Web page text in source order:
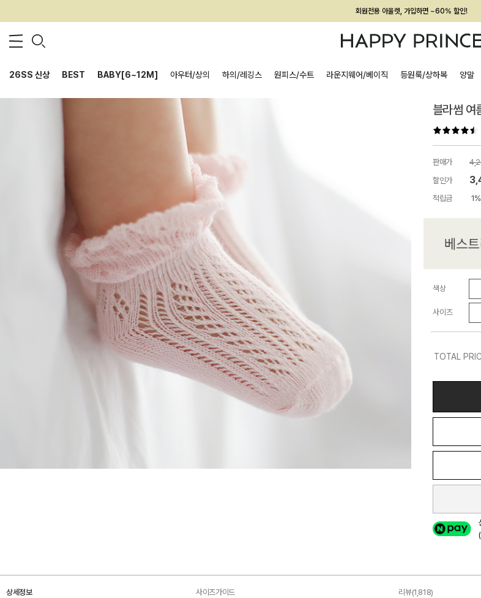
회원전용 아울렛, 가입하면 ~60% 할인!
멤버십 최대 28,000원 혜택
26SS 신상 BEST BABY[6~12M] 아우터/상의 하의/레깅스 원피스/수트 라운지웨어/베이직 등원룩/상하복 양말
블라썸 여
판매가
할인가
적립금 1%
색상
사이즈
TOTAL
상세정보 사이즈가이드 리뷰(1,818)